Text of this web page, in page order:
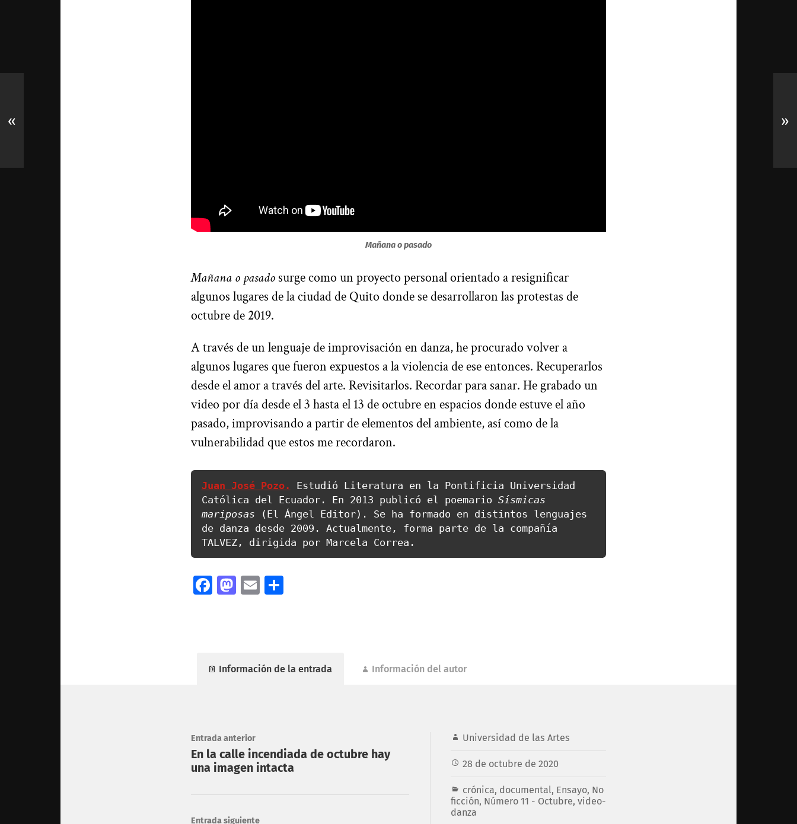
Mañana o pasado
Mañana o pasado surge como un proyecto personal orientado a resignificar
algunos lugares de la ciudad de Quito donde se desarrollaron las protestas de
octubre de 2019.
A través de un lenguaje de improvisación en danza, he procurado volver a
algunos lugares que fueron expuestos a la violencia de ese entonces. Recuperarlos
desde el amor a través del arte. Revisitarlos. Recordar para sanar. He grabado un
video por día desde el 3 hasta el 13 de octubre en espacios donde estuve el año
pasado, improvisando a partir de elementos del ambiente, así como de la
vulnerabilidad que estos me recordaron.
Juan José Pozo.
Estudió Literatura en la Pontificia Universidad
Católica del Ecuador. En 2013 publicó el poemario Sísmicas
mariposas (El Ángel Editor). Se ha formado en distintos lenguajes
de danza desde 2009. Actualmente, forma parte de la compañía
TALVEZ, dirigida por Marcela Correa.
Facebook
Mastodon
Email
Información de la entrada Información del autor
Universidad de las Artes
28 de octubre de 2020
crónica, documental, Ensayo, No
ficción, Número 11 - Octubre, video-
danza
Entrada anterior
En la calle incendiada de octubre hay
una imagen intacta
Entrada siguiente
« »